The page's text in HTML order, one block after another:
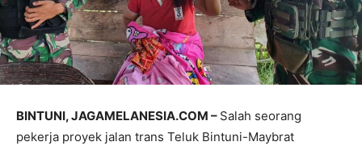
BINTUNI, JAGAMELANESIA.COM – Salah seorang
pekerja proyek jalan trans Teluk Bintuni-Maybrat